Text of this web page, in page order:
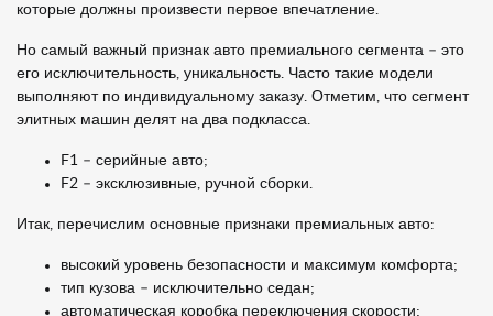
которые должны произвести первое впечатление.
Но самый важный признак авто премиального сегмента – это
его исключительность, уникальность. Часто такие модели
выполняют по индивидуальному заказу. Отметим, что сегмент
элитных машин делят на два подкласса.
F1 – серийные авто;
F2 – эксклюзивные, ручной сборки.
Итак, перечислим основные признаки премиальных авто:
высокий уровень безопасности и максимум комфорта;
тип кузова – исключительно седан;
автоматическая коробка переключения скорости;